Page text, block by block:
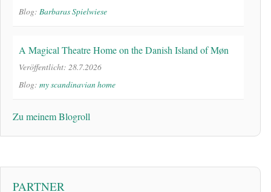
Blog: Barbaras Spielwiese
A Magical Theatre Home on the Danish Island of Møn
Veröffentlicht: 28.7.2026
Blog: my scandinavian home
Zu meinem Blogroll
PARTNER